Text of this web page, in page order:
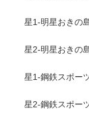
星1-明星おきの
星2-明星おきの
星1-鋼鉄スポー
星2-鋼鉄スポー